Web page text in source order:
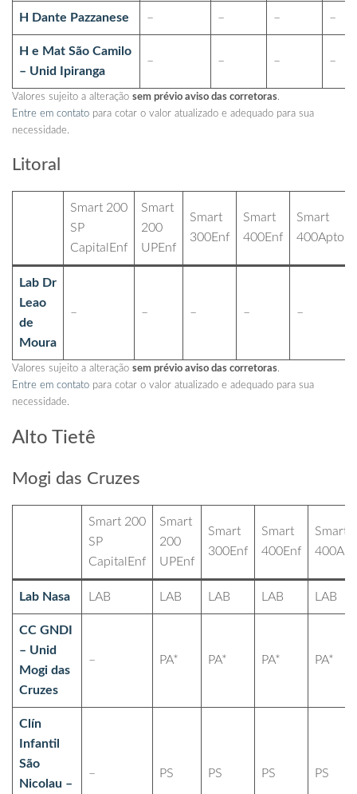
H Dante Pazzanese – – – –
H e Mat São Camilo
– Unid Ipiranga
– – – –
Valores sujeito a alteração sem prévio aviso das corretoras.
Entre em contato para cotar o valor atualizado e adequado para sua
necessidade.
Litoral
Smart 200
SP
CapitalEnf
Smart
200
UPEnf
Smart
300Enf
Smart
400Enf
Smart
400Apto
Lab Dr
Leao
de
Moura
– – – – –
Valores sujeito a alteração sem prévio aviso das corretoras.
Entre em contato para cotar o valor atualizado e adequado para sua
necessidade.
Alto Tietê
Mogi das Cruzes
Smart 200
SP
CapitalEnf
Smart
200
UPEnf
Smart
300Enf
Smart
400Enf
Smart
Lab Nasa LAB LAB LAB LAB LAB
CC GNDI
– Unid
Mogi das
Cruzes
– PA* PA* PA* PA*
Clín
Infantil
São
Nicolau –
– PS PS PS PS